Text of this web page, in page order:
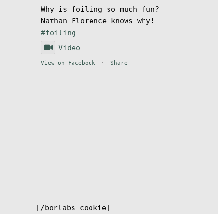
Why is foiling so much fun?
Nathan Florence knows why!
#foiling
Video
View on Facebook · Share
[/borlabs-cookie]